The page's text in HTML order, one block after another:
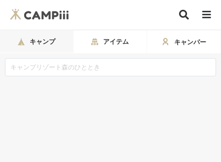
キャンプ アイテム キャンパー